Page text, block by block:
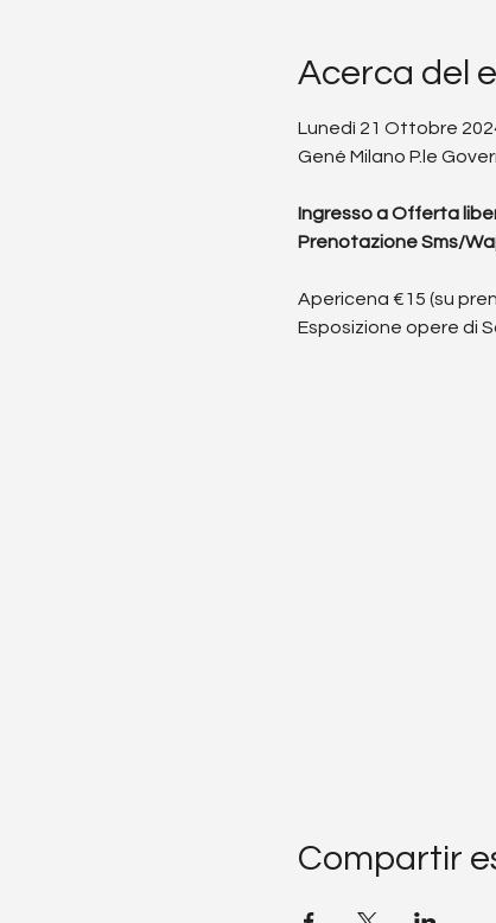
Acerca del
Lunedì 21 Ottobre
Gené Milano P.le
Ingresso a Offerta
Prenotazione Sms/
Apericena €15 (su
Esposizione opere di
Compartir